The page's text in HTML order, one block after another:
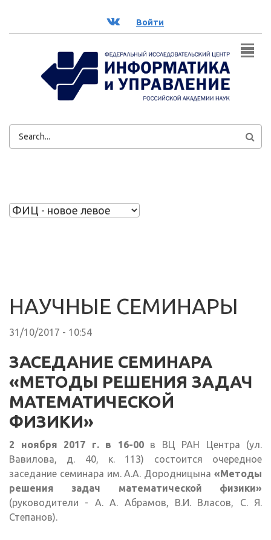
ВК Войти
ФОРМА
НАУЧНЫЕ СЕМИНАРЫ
31/10/2017 - 10:54
ЗАСЕДАНИЕ СЕМИНАРА
«МЕТОДЫ РЕШЕНИЯ ЗАДАЧ
МАТЕМАТИЧЕСКОЙ
ФИЗИКИ»
2 ноября 2017 г. в 16-00в ВЦ РАН Центра (ул.
Вавилова, д. 40, к. 113) состоится очередное
заседание семинара им. А.А. Дородницына «Методы
решения задач математической физики»
(руководители - А. А. Абрамов, В.И. Власов, С. Я.
Степанов).